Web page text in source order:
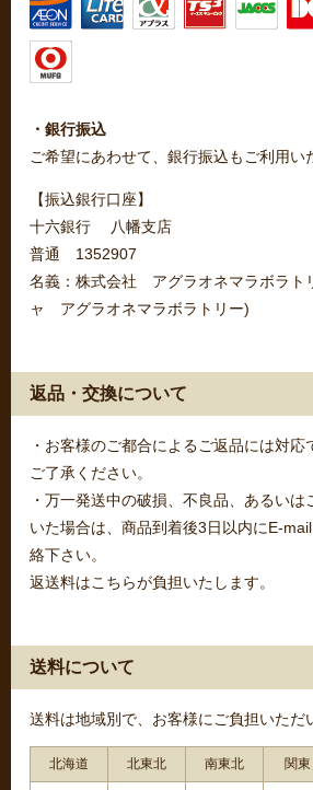
・銀行振込
ご希望にあわせて、銀行振込もご利用い
【振込銀行口座】
十六銀行 八幡支店
普通 1352907
名義：株式会社 アグラオネマラボラト
ャ アグラオネマラボラトリー)
返品・交換について
・お客様のご都合によるご返品には対
ご了承ください。
・万一発送中の破損、不良品、あるい
いた場合は、商品到着後3日以内にE-
絡下さい。
返送料はこちらが負担いたします。
送料について
送料は地域別で、お客様にご負担いただ
北海道 北東北 南東北 関東